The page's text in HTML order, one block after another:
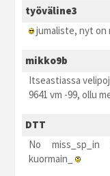
työväline3
jumaliste, nyt
mikko9b
Itseastiassa
9641 vm -99, ollu
DTT
No miss_sp_in
kuormain_